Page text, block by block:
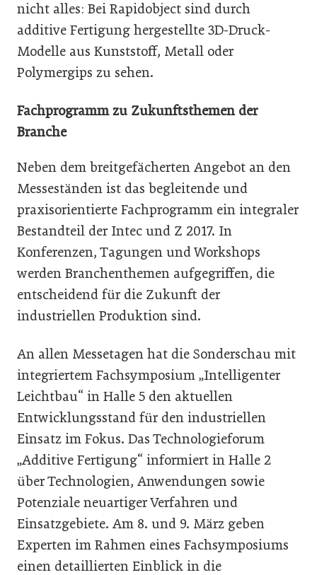
nicht alles: Bei Rapidobject sind durch
additive Fertigung hergestellte 3D-Druck-
Modelle aus Kunststoff, Metall oder
Polymergips zu sehen.
Fachprogramm zu Zukunftsthemen der
Branche
Neben dem breitgefächerten Angebot an den
Messeständen ist das begleitende und
praxisorientierte Fachprogramm ein integraler
Bestandteil der Intec und Z 2017. In
Konferenzen, Tagungen und Workshops
werden Branchenthemen aufgegriffen, die
entscheidend für die Zukunft der
industriellen Produktion sind.
An allen Messetagen hat die Sonderschau mit
integriertem Fachsymposium „Intelligenter
Leichtbau“ in Halle 5 den aktuellen
Entwicklungsstand für den industriellen
Einsatz im Fokus. Das Technologieforum
„Additive Fertigung“ informiert in Halle 2
über Technologien, Anwendungen sowie
Potenziale neuartiger Verfahren und
Einsatzgebiete. Am 8. und 9. März geben
Experten im Rahmen eines Fachsymposiums
einen detaillierten Einblick in die